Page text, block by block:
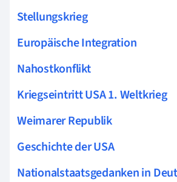
Stellungskrieg
Europäische Integration
Nahostkonflikt
Kriegseintritt USA 1. Weltkrieg
Weimarer Republik
Geschichte der USA
Nationalstaatsgedanken in